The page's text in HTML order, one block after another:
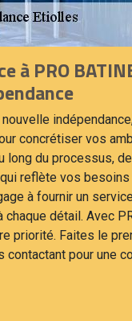
à PRO
concrétiser vos
long du processus,
reflète vos
à fournir un
détail. Avec
priorité. Faites le
contactant pour une